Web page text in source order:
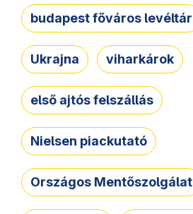
budapest főváros levéltár
Ukrajna viharkárok
első ajtós felszállás
Nielsen piackutató
Országos Mentőszolgálat